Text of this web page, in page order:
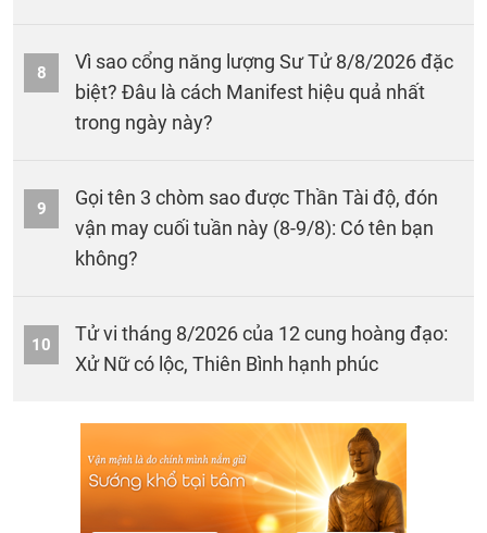
8
Vì sao cổng năng lượng Sư Tử 8/8/2026 đặc
biệt? Đâu là cách Manifest hiệu quả nhất
trong ngày này?
9
Gọi tên 3 chòm sao được Thần Tài độ, đón
vận may cuối tuần này (8-9/8): Có tên bạn
không?
10
Tử vi tháng 8/2026 của 12 cung hoàng đạo:
Xử Nữ có lộc, Thiên Bình hạnh phúc